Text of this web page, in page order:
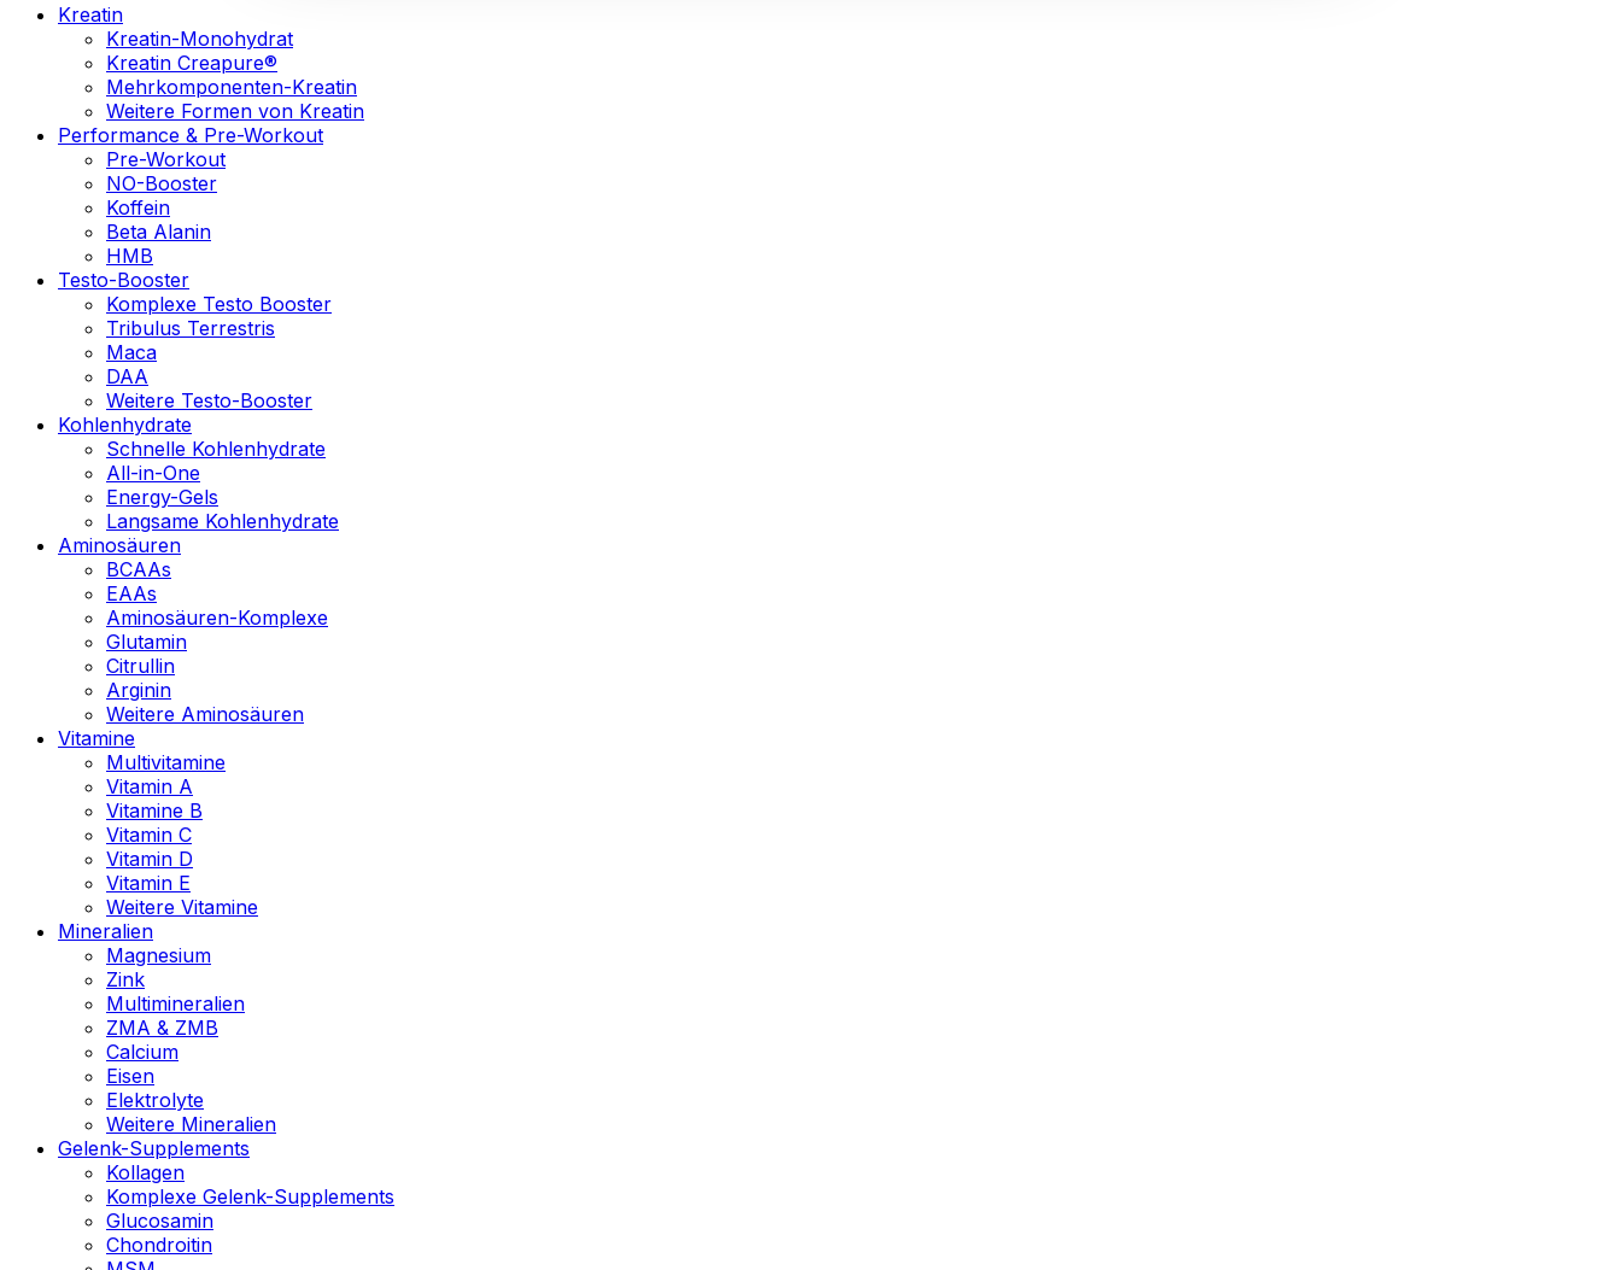
Kreatin
Kreatin-Monohydrat
Kreatin Creapure®
Mehrkomponenten-Kreatin
Weitere Formen von Kreatin
Performance & Pre-Workout
Pre-Workout
NO-Booster
Koffein
Beta Alanin
HMB
Testo-Booster
Komplexe Testo Booster
Tribulus Terrestris
Maca
DAA
Weitere Testo-Booster
Kohlenhydrate
Schnelle Kohlenhydrate
All-in-One
Energy-Gels
Langsame Kohlenhydrate
Aminosäuren
BCAAs
EAAs
Aminosäuren-Komplexe
Glutamin
Citrullin
Arginin
Weitere Aminosäuren
Vitamine
Multivitamine
Vitamin A
Vitamine B
Vitamin C
Vitamin D
Vitamin E
Weitere Vitamine
Mineralien
Magnesium
Zink
Multimineralien
ZMA & ZMB
Calcium
Eisen
Elektrolyte
Weitere Mineralien
Gelenk-Supplements
Kollagen
Komplexe Gelenk-Supplements
Glucosamin
Chondroitin